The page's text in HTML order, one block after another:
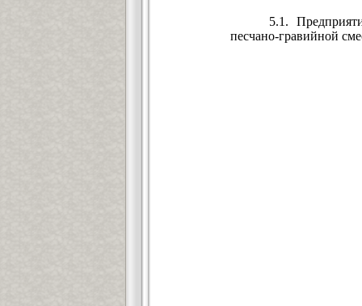
5.1. Предприятие
песчано-гравийной